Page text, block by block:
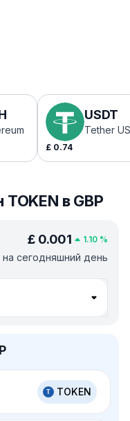
USDT
Tether
£ 0.74
в GBP
£ 0.001 1.10 %
сегодняшний день
TOKEN